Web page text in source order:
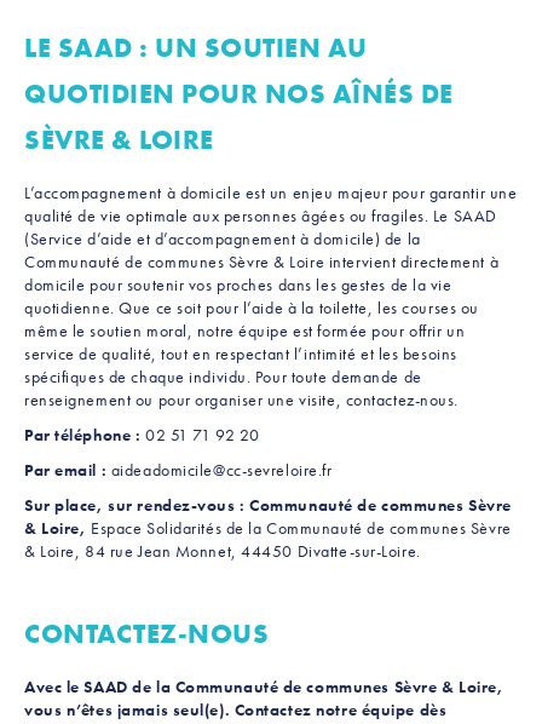
LE SAAD : UN SOUTIEN AU
QUOTIDIEN POUR NOS AÎNÉS DE
SÈVRE & LOIRE
L’accompagnement à domicile est un enjeu majeur pour garantir une
qualité de vie optimale aux personnes âgées ou fragiles. Le SAAD
(Service d’aide et d’accompagnement à domicile) de la
Communauté de communes Sèvre & Loire intervient directement à
domicile pour soutenir vos proches dans les gestes de la vie
quotidienne. Que ce soit pour l’aide à la toilette, les courses ou
même le soutien moral, notre équipe est formée pour offrir un
service de qualité, tout en respectant l’intimité et les besoins
spécifiques de chaque individu. Pour toute demande de
renseignement ou pour organiser une visite, contactez-nous.
Par téléphone : 02 51 71 92 20
Par email : aideadomicile@cc-sevreloire.fr
Sur place, sur rendez-vous : Communauté de communes Sèvre
& Loire, Espace Solidarités de la Communauté de communes Sèvre
& Loire, 84 rue Jean Monnet, 44450 Divatte-sur-Loire.
CONTACTEZ-NOUS
Avec le SAAD de la Communauté de communes Sèvre & Loire,
vous n’êtes jamais seul(e). Contactez notre équipe dès